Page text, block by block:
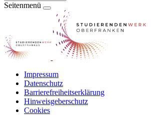
Seitenmenü
Impressum
Datenschutz
Barrierefreiheitserklärung
Hinweisgeberschutz
Cookies